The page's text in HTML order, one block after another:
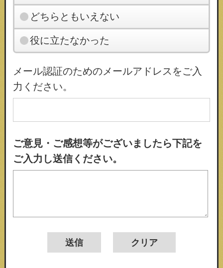
どちらともいえない
役に立たなかった
メール認証のためのメールアドレスをご入
力ください。
ご意見・ご感想等がございましたら下記を
ご入力し送信ください。